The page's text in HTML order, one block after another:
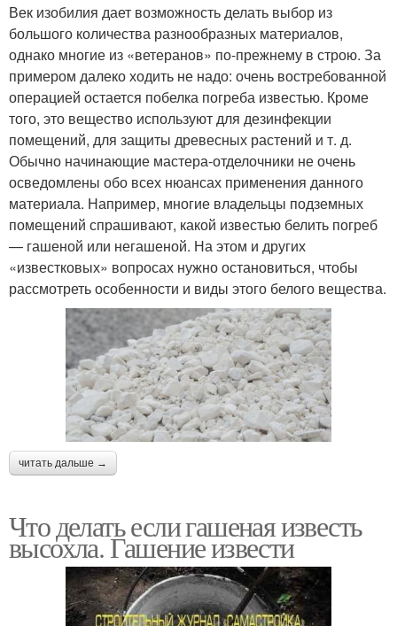
Век изобилия дает возможность делать выбор из
большого количества разнообразных материалов,
однако многие из «ветеранов» по-прежнему в строю. За
примером далеко ходить не надо: очень востребованной
операцией остается побелка погреба известью. Кроме
того, это вещество используют для дезинфекции
помещений, для защиты древесных растений и т. д.
Обычно начинающие мастера-отделочники не очень
осведомлены обо всех нюансах применения данного
материала. Например, многие владельцы подземных
помещений спрашивают, какой известью белить погреб
— гашеной или негашеной. На этом и других
«известковых» вопросах нужно остановиться, чтобы
рассмотреть особенности и виды этого белого вещества.
читать дальше →
Что делать если гашеная известь
высохла. Гашение извести